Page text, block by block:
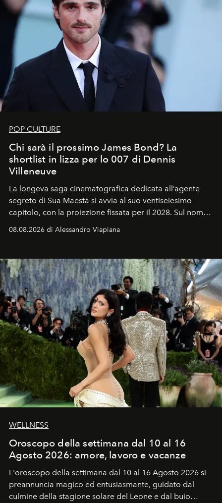
POP CULTURE
Chi sarà il prossimo James Bond? La
shortlist in lizza per lo 007 di Dennis
Villeneuve
La longeva saga cinematografica dedicata all’agente
segreto di Sua Maestà si avvia al suo ventiseiesimo
capitolo, con la proiezione fissata per il 2028. Sul nome
dell’attore chiamato a raccogliere l’eredità di Daniel
Craig, però, regna ancora il più assoluto riserbo.
08.08.2026 di Alessandro Viapiana
WELLNESS
Oroscopo della settimana dal 10 al 16
Agosto 2026: amore, lavoro e vacanze
L'oroscopo della settimana dal 10 al 16 Agosto 2026 si
preannuncia magico ed entusiasmante, guidato dal
culmine della stagione solare del Leone e dal buio